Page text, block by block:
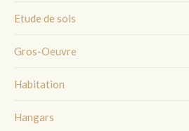
Etude de sols
Gros-Oeuvre
Habitation
Hangars